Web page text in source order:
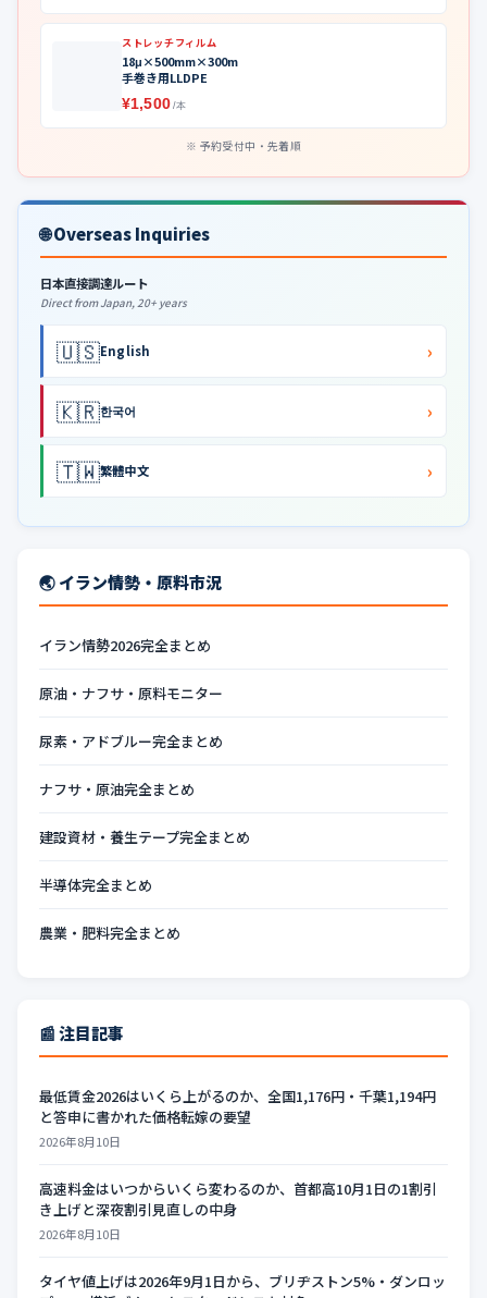
ストレッチフィルム
18μ×500mm×300m
手巻き用LLDPE
¥1,500 /本
予約受付中・先着順
🌐 Overseas Inquiries
日本直接調達ルート
Direct from Japan, 20+ years
🇺🇸English ›
🇰🇷한국어 ›
🇹🇼繁體中文 ›
🌏 イラン情勢・原料市況
イラン情勢2026完全まとめ
原油・ナフサ・原料モニター
尿素・アドブルー完全まとめ
ナフサ・原油完全まとめ
建設資材・養生テープ完全まとめ
半導体完全まとめ
農業・肥料完全まとめ
📰 注目記事
最低賃金2026はいくら上がるのか、全国1,176円・千葉1,194円
と答申に書かれた価格転嫁の要望
2026年8月10日
高速料金はいつからいくら変わるのか、首都高10月1日の1割引
き上げと深夜割引見直しの中身
2026年8月10日
タイヤ値上げは2026年9月1日から、ブリヂストン5%・ダンロッ